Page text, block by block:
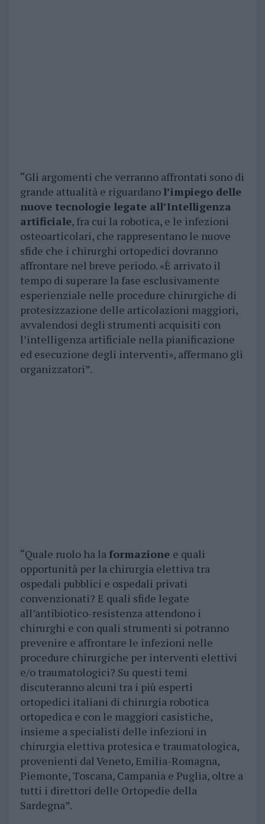
“Gli argomenti che verranno affrontati sono di
grande attualità e riguardano l’impiego delle
nuove tecnologie legate all’Intelligenza
artificiale, fra cui la robotica, e le infezioni
osteoarticolari, che rappresentano le nuove
sfide che i chirurghi ortopedici dovranno
affrontare nel breve periodo. «È arrivato il
tempo di superare la fase esclusivamente
esperienziale nelle procedure chirurgiche di
protesizzazione delle articolazioni maggiori,
avvalendosi degli strumenti acquisiti con
l’intelligenza artificiale nella pianificazione
ed esecuzione degli interventi», affermano gli
organizzatori”.
“Quale ruolo ha la formazione e quali
opportunità per la chirurgia elettiva tra
ospedali pubblici e ospedali privati
convenzionati? E quali sfide legate
all’antibiotico-resistenza attendono i
chirurghi e con quali strumenti si potranno
prevenire e affrontare le infezioni nelle
procedure chirurgiche per interventi elettivi
e/o traumatologici? Su questi temi
discuteranno alcuni tra i più esperti
ortopedici italiani di chirurgia robotica
ortopedica e con le maggiori casistiche,
insieme a specialisti delle infezioni in
chirurgia elettiva protesica e traumatologica,
provenienti dal Veneto, Emilia-Romagna,
Piemonte, Toscana, Campania e Puglia, oltre a
tutti i direttori delle Ortopedie della
Sardegna”.